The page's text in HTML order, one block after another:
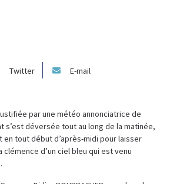
Twitter E-mail
par une météo annonciatrice de
déversée tout au long de la matinée,
en tout début d’après-midi pour laisser
d’un ciel bleu qui est venu